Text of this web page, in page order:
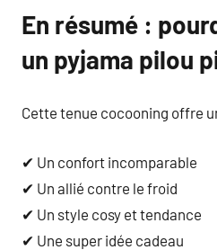
En résumé :
un pyjama pilou
Cette tenue cocooning offre
✔ Un confort incomparable
✔ Un allié contre le froid
✔ Un style cosy et tendance
✔ Une super idée cadeau